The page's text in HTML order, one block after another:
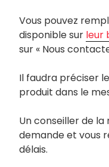
Vous pouvez
disponible sur leur
sur « Nous
Il faudra préciser
produit dans le
Un conseiller de
demande et vous
délais.